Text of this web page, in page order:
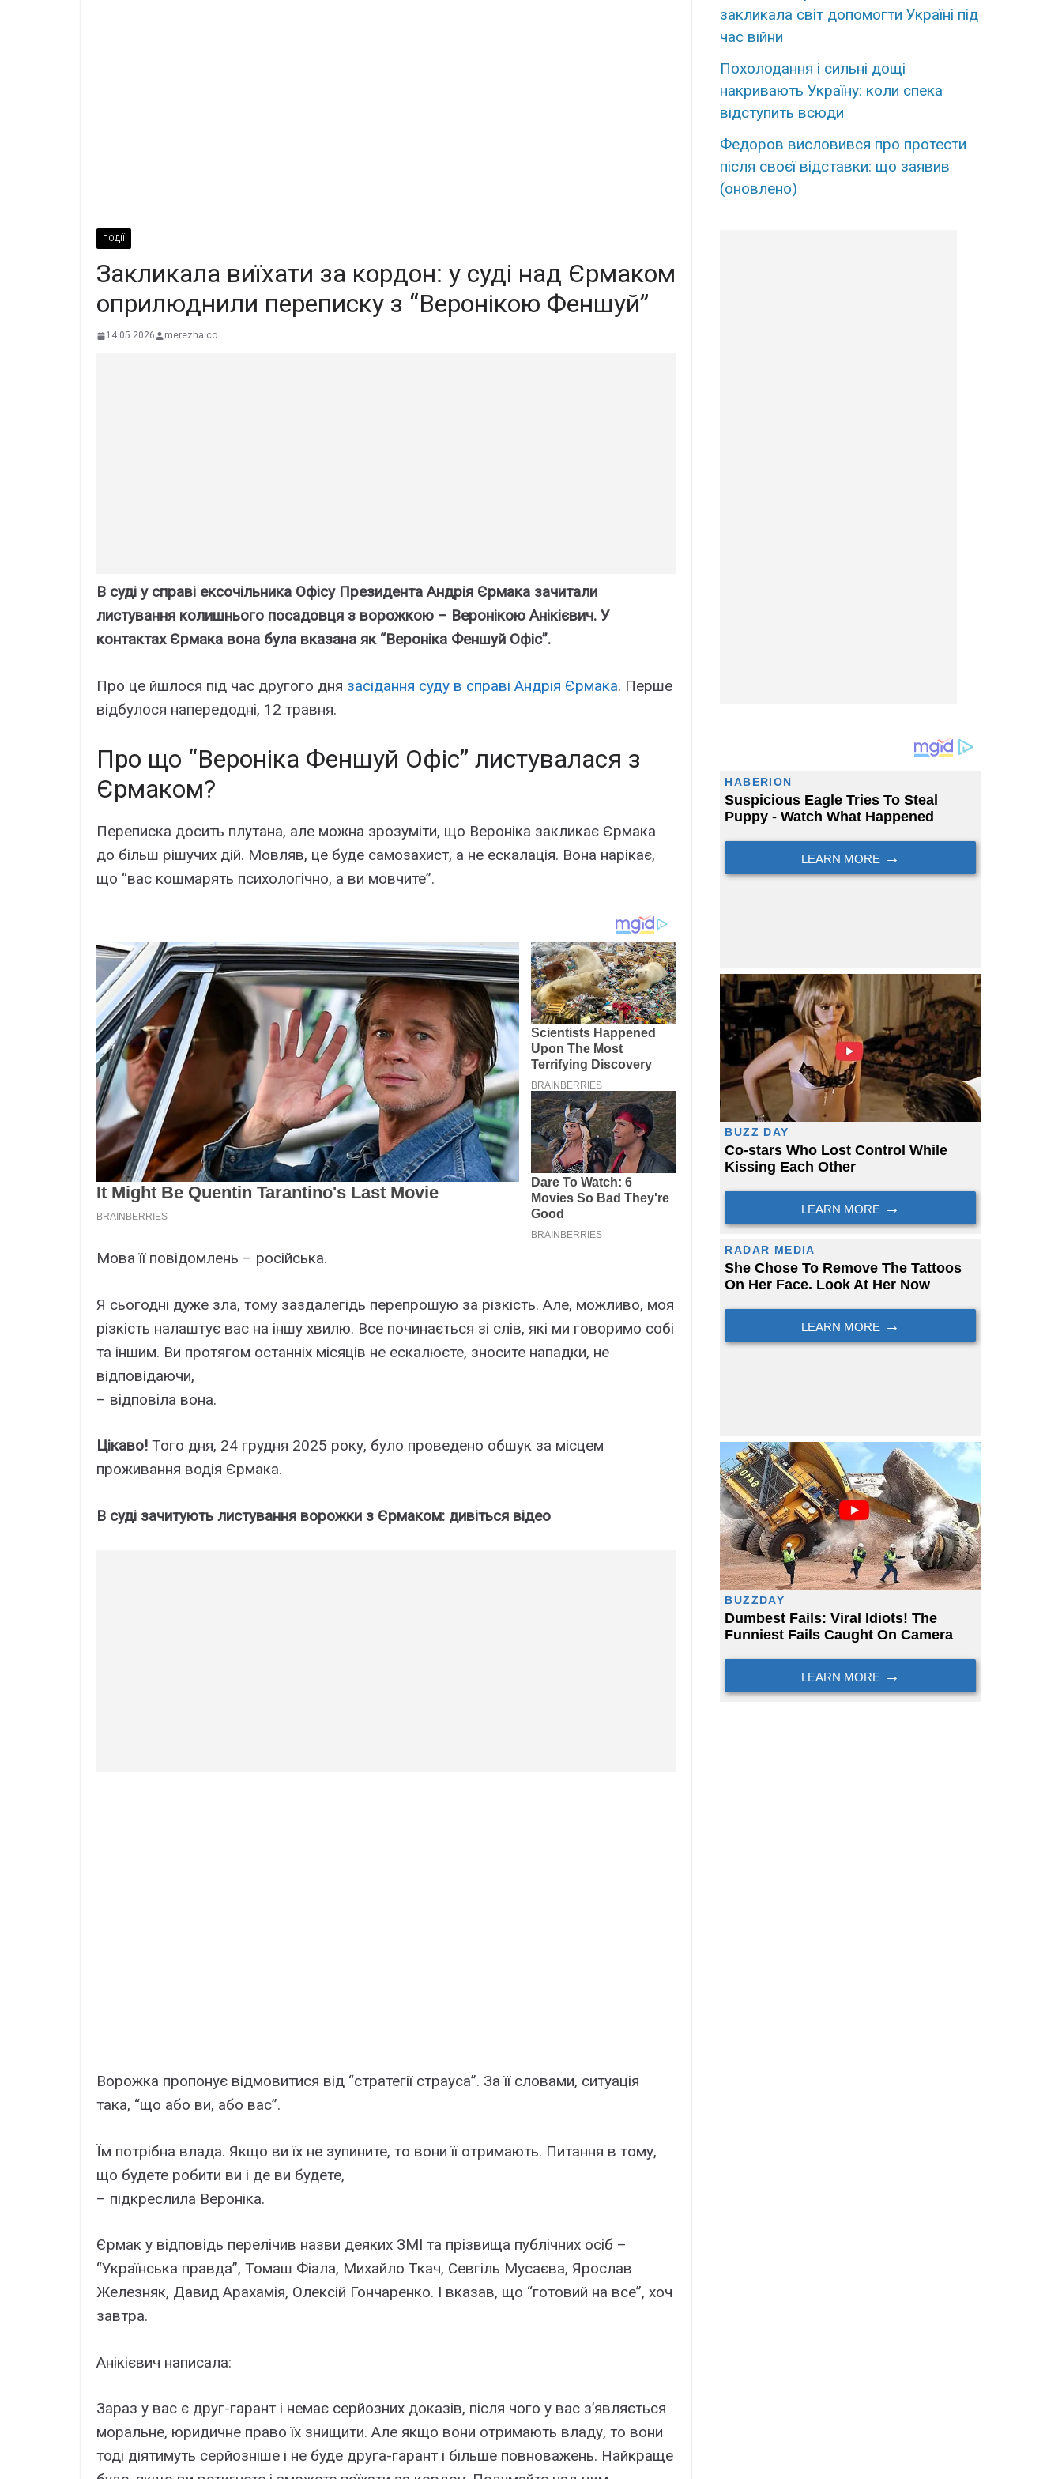
ПОДІЇ
Закликала виїхати за кордон: у суді над Єрмаком
оприлюднили переписку з “Веронікою Феншуй”
14.05.2026 merezha.co
В суді у справі ексочільника Офісу Президента Андрія Єрмака зачитали
листування колишнього посадовця з ворожкою – Веронікою Анікієвич. У
контактах Єрмака вона була вказана як “Вероніка Феншуй Офіс”.
Про це йшлося під час другого дня засідання суду в справі Андрія Єрмака. Перше
відбулося напередодні, 12 травня.
Про що “Вероніка Феншуй Офіс” листувалася з
Єрмаком?
Переписка досить плутана, але можна зрозуміти, що Вероніка закликає Єрмака
до більш рішучих дій. Мовляв, це буде самозахист, а не ескалація. Вона нарікає,
що “вас кошмарять психологічно, а ви мовчите”.
Мова її повідомлень – російська.
Я сьогодні дуже зла, тому заздалегідь перепрошую за різкість. Але, можливо, моя
різкість налаштує вас на іншу хвилю. Все починається зі слів, які ми говоримо собі
та іншим. Ви протягом останніх місяців не ескалюєте, зносите нападки, не
відповідаючи,
– відповіла вона.
Цікаво! Того дня, 24 грудня 2025 року, було проведено обшук за місцем
проживання водія Єрмака.
В суді зачитують листування ворожки з Єрмаком: дивіться відео
Ворожка пропонує відмовитися від “стратегії страуса”. За її словами, ситуація
така, “що або ви, або вас”.
Їм потрібна влада. Якщо ви їх не зупините, то вони її отримають. Питання в тому,
що будете робити ви і де ви будете,
– підкреслила Вероніка.
Єрмак у відповідь перелічив назви деяких ЗМІ та прізвища публічних осіб –
“Українська правда”, Томаш Фіала, Михайло Ткач, Севгіль Мусаєва, Ярослав
Железняк, Давид Арахамія, Олексій Гончаренко. І вказав, що “готовий на все”, хоч
завтра.
Анікієвич написала:
Зараз у вас є друг-гарант і немає серйозних доказів, після чого у вас з’являється
моральне, юридичне право їх знищити. Але якщо вони отримають владу, то вони
тоді діятимуть серйозніше і не буде друга-гарант і більше повноважень. Найкраще
закликала світ допомогти Україні під
час війни
Похолодання і сильні дощі
накривають Україну: коли спека
відступить всюди
Федоров висловився про протести
після своєї відставки: що заявив
(оновлено)